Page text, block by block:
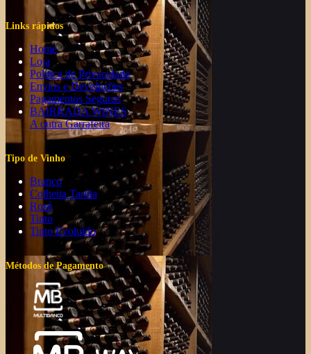
Links rápidos
Home
Loja
Política de Privacidade
Envios e Devoluções
Pagamentos Seguros
BAIRRADA WINES
A outra Garrafeira
Tipo de Vinho
Branco
Colheita Tardia
Rosé
Tinto
Tinto Evoluído
Métodos de Pagamento